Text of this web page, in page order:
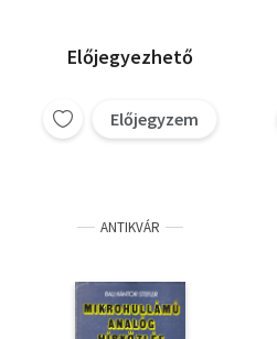
Előjegyezhető
Előjegyzem
ANTIKVÁR